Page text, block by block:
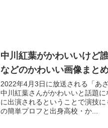
中川紅葉がかわいいけど
などのかわいい画像まと
2022年4月3日に放送される「あ
中川紅葉さんがかわいいと話題
に出演されるということで演技
の簡単プロフと出身高校・か...